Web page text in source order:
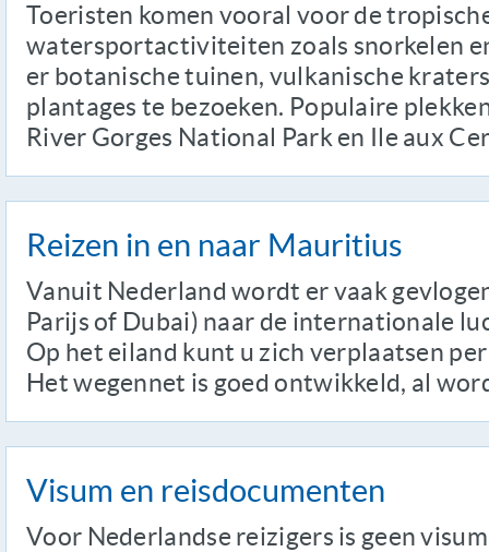
Toeristen komen vooral voor de
watersportactiviteiten zoals snorkelen
er botanische tuinen, vulkanische
plantages te bezoeken. Populaire
River Gorges National Park en Ile aux
Reizen in en naar Mauritius
Vanuit Nederland wordt er vaak
Parijs of Dubai) naar de internationale
Op het eiland kunt u zich verplaatsen
Het wegennet is goed ontwikkeld, al
Visum en reisdocumenten
Voor Nederlandse reizigers is geen